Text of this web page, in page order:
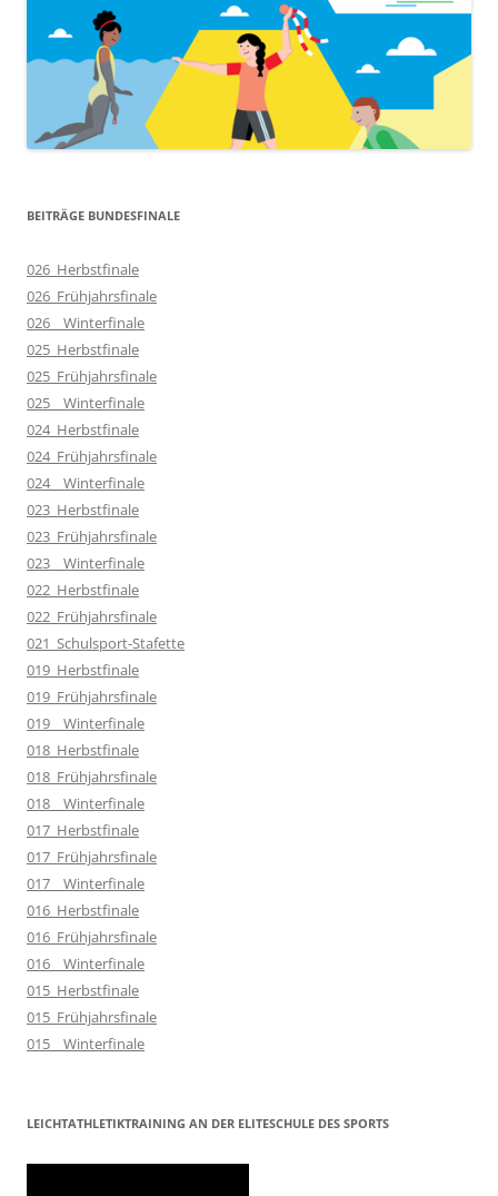
BEITRÄGE BUNDESFINALE
026_Herbstfinale
026_Frühjahrsfinale
026__Winterfinale
025_Herbstfinale
025_Frühjahrsfinale
025__Winterfinale
024_Herbstfinale
024_Frühjahrsfinale
024__Winterfinale
023_Herbstfinale
023_Frühjahrsfinale
023__Winterfinale
022_Herbstfinale
022_Frühjahrsfinale
021_Schulsport-Stafette
019_Herbstfinale
019_Frühjahrsfinale
019__Winterfinale
018_Herbstfinale
018_Frühjahrsfinale
018__Winterfinale
017_Herbstfinale
017_Frühjahrsfinale
017__Winterfinale
016_Herbstfinale
016_Frühjahrsfinale
016__Winterfinale
015_Herbstfinale
015_Frühjahrsfinale
015__Winterfinale
LEICHTATHLETIKTRAINING AN DER ELITESCHULE DES SPORTS